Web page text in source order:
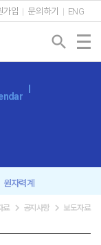
가입 문의하기 ENG
search
원자력계
료 navigate_next 공지사항 navigate_next 보도자료